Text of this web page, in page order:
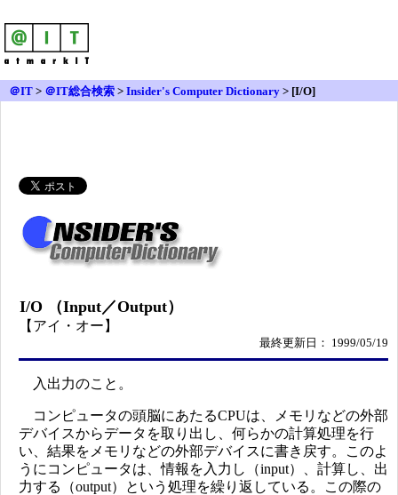
＠IT > ＠IT総合検索 > Insider's Computer Dictionary > [I/O]
I/O （Input／Output）
【アイ・オー】
最終更新日： 1999/05/19
入出力のこと。
コンピュータの頭脳にあたるCPUは、メモリなどの外部
デバイスからデータを取り出し、何らかの計算処理を行
い、結果をメモリなどの外部デバイスに書き戻す。このよ
うにコンピュータは、情報を入力し（input）、計算し、出
力する（output）という処理を繰り返している。この際の